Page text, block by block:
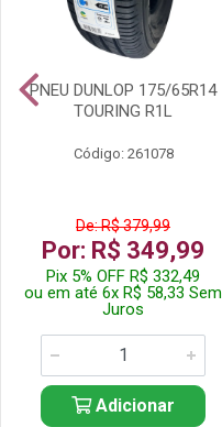
PNEU DUNLOP 175/65R14
TOURING R1L
Código: 261078
De: R$ 379,99
Por: R$ 349,99
Pix 5% OFF R$ 332,49
ou em até 6x R$ 58,33 Sem
Juros
Adicionar